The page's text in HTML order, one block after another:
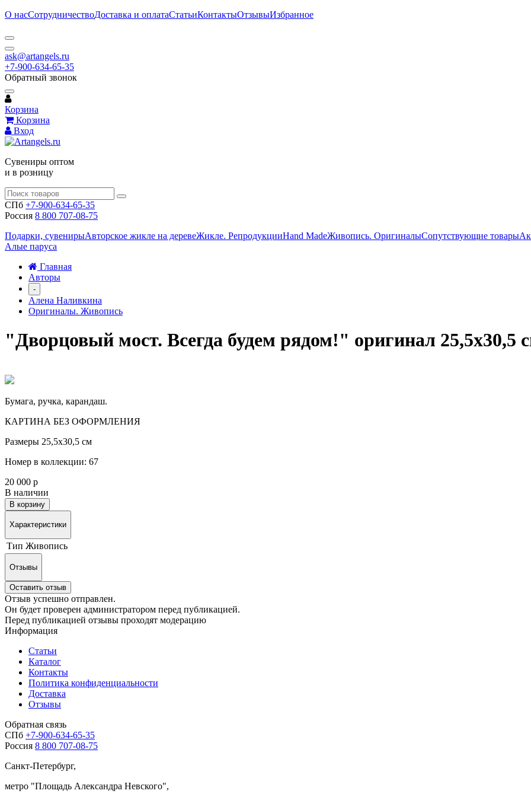
О насСотрудничествоДоставка и оплатаСтатьиКонтактыОтзывыИзбранное
ask@artangels.ru
+7-900-634-65-35
Обратный звонок
Корзина
Корзина
Вход
Сувениры оптом
и в розницу
СПб +7-900-634-65-35
Россия 8 800 707-08-75
Подарки, сувенирыАвторское жикле на деревеЖикле. РепродукцииHand MadeЖивопись. ОригиналыСопутствующие товары
Алые паруса
Главная
Авторы
-
Алена Наливкина
Оригиналы. Живопись
"Дворцовый мост. Всегда будем рядом!" оригинал 25,5х30,5
Бумага, ручка, карандаш.
КАРТИНА БЕЗ ОФОРМЛЕНИЯ
Размеры 25,5х30,5 см
Номер в коллекции: 67
20 000 р
В наличии
В корзину
Характеристики
Тип Живопись
Отзывы
Оставить отзыв
Отзыв успешно отправлен.
Он будет проверен администратором перед публикацией.
Перед публикацией отзывы проходят модерацию
Информация
Статьи
Каталог
Контакты
Политика конфиденциальности
Доставка
Отзывы
Обратная связь
СПб +7-900-634-65-35
Россия 8 800 707-08-75
Санкт-Петербург,
метро "Площадь Александра Невского",